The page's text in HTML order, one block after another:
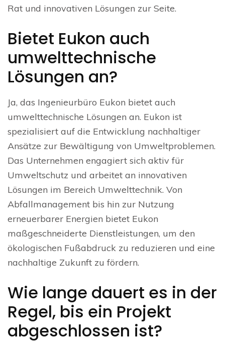
Rat und innovativen Lösungen zur Seite.
Bietet Eukon auch
umwelttechnische
Lösungen an?
Ja, das Ingenieurbüro Eukon bietet auch
umwelttechnische Lösungen an. Eukon ist
spezialisiert auf die Entwicklung nachhaltiger
Ansätze zur Bewältigung von Umweltproblemen.
Das Unternehmen engagiert sich aktiv für
Umweltschutz und arbeitet an innovativen
Lösungen im Bereich Umwelttechnik. Von
Abfallmanagement bis hin zur Nutzung
erneuerbarer Energien bietet Eukon
maßgeschneiderte Dienstleistungen, um den
ökologischen Fußabdruck zu reduzieren und eine
nachhaltige Zukunft zu fördern.
Wie lange dauert es in der
Regel, bis ein Projekt
abgeschlossen ist?